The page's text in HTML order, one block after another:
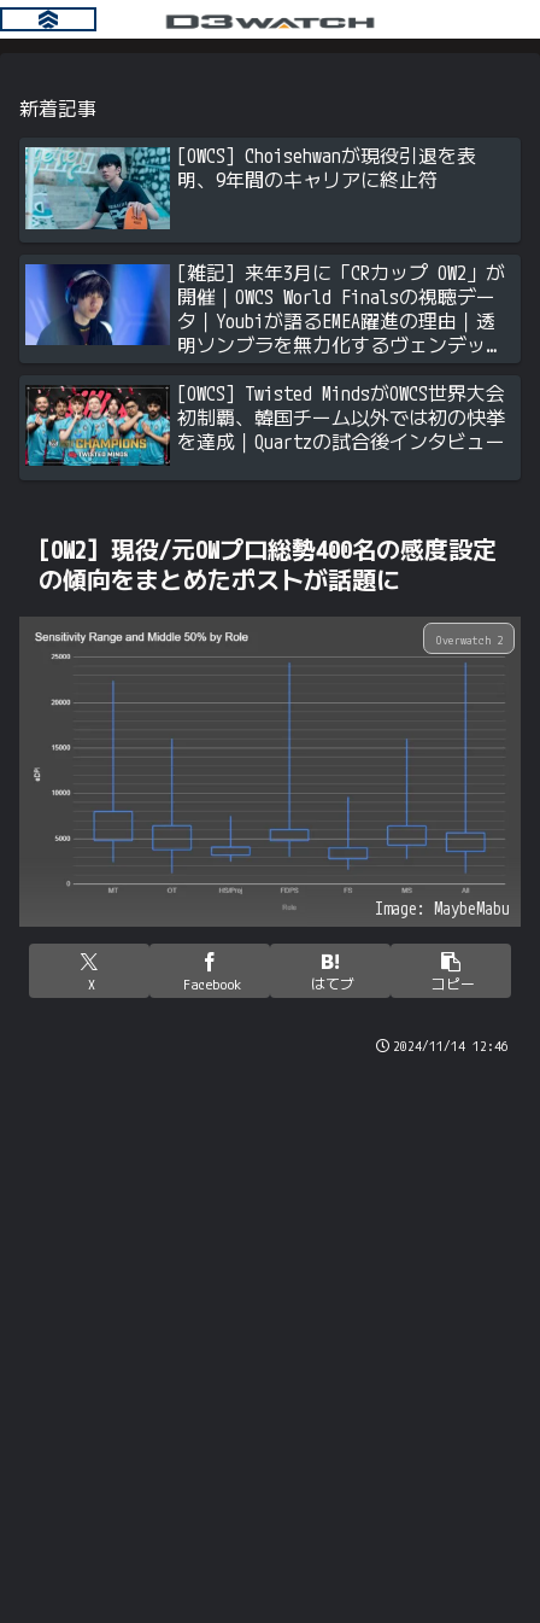
新着記事
[OWCS] Choisehwanが現役引退を表
明、9年間のキャリアに終止符
[雑記] 来年3月に「CRカップ OW2」が
開催｜OWCS World Finalsの視聴デー
タ｜Youbiが語るEMEA躍進の理由｜透
明ソンブラを無力化するヴェンデッタ
｜Stalk3rが久々のツィート ほか
[OWCS] Twisted MindsがOWCS世界大会
初制覇、韓国チーム以外では初の快挙
を達成｜Quartzの試合後インタビュー
[OW2] 現役/元OWプロ総勢400名の感度設定
の傾向をまとめたポストが話題に
Overwatch 2
Image: MaybeMabu
X Facebook はてブ コピー
2024/11/14 12:46